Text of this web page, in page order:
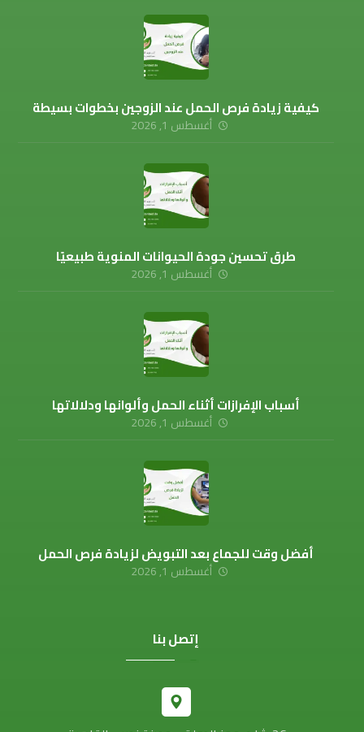
كيفية زيادة فرص الحمل عند الزوجين بخطوات بسيطة
أغسطس 1, 2026
طرق تحسين جودة الحيوانات المنوية طبيعيًا
أغسطس 1, 2026
أسباب الإفرازات أثناء الحمل وألوانها ودلالاتها
أغسطس 1, 2026
أفضل وقت للجماع بعد التبويض لزيادة فرص الحمل
أغسطس 1, 2026
إتصل بنا